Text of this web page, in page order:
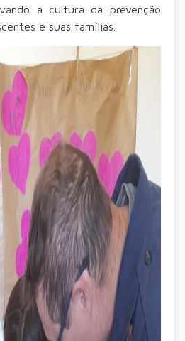
a cultura da prevenção
e suas famílias.